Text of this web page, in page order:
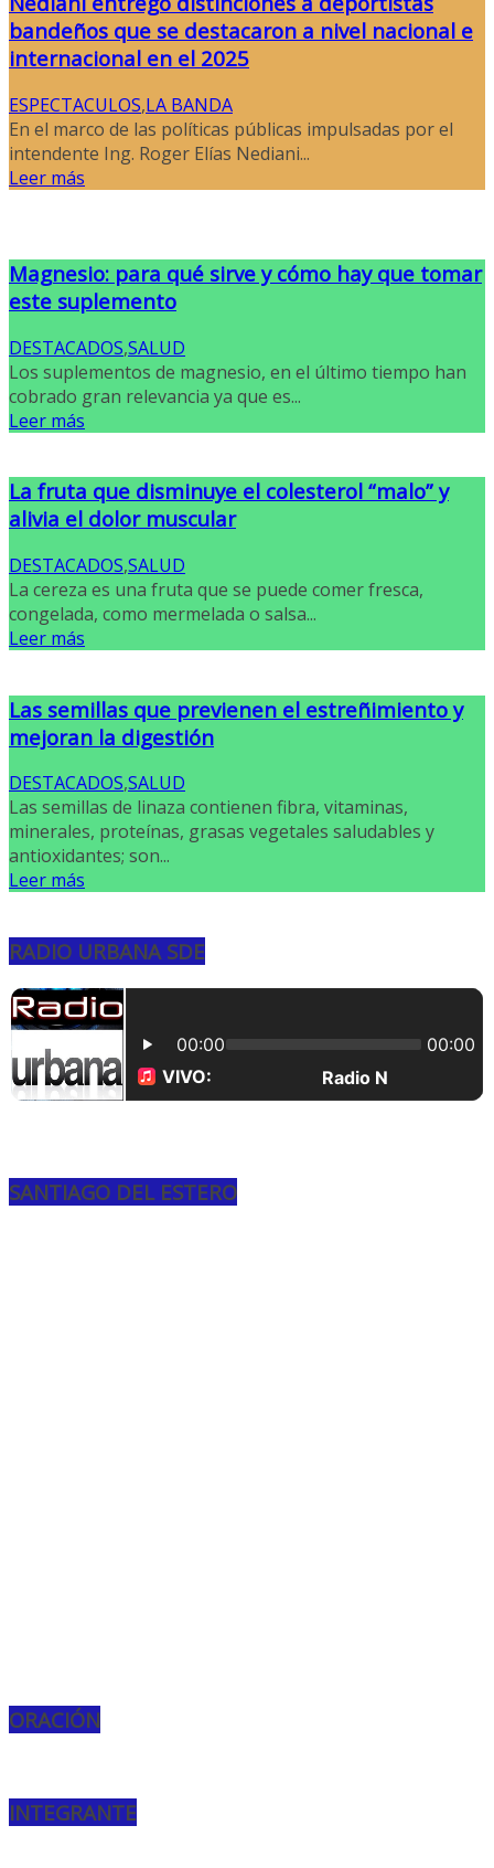
bandeños que se destacaron a nivel nacional e
internacional en el 2025
ESPECTACULOS,LA BANDA
En el marco de las políticas públicas impulsadas por el
intendente Ing. Roger Elías Nediani...
Leer más
Magnesio: para qué sirve y cómo hay que tomar
este suplemento
DESTACADOS,SALUD
Los suplementos de magnesio, en el último tiempo han
cobrado gran relevancia ya que es...
Leer más
La fruta que disminuye el colesterol “malo” y
alivia el dolor muscular
DESTACADOS,SALUD
La cereza es una fruta que se puede comer fresca,
congelada, como mermelada o salsa...
Leer más
Las semillas que previenen el estreñimiento y
mejoran la digestión
DESTACADOS,SALUD
Las semillas de linaza contienen fibra, vitaminas,
minerales, proteínas, grasas vegetales saludables y
antioxidantes; son...
Leer más
RADIO URBANA SDE
SANTIAGO DEL ESTERO
ORACIÓN
INTEGRANTE